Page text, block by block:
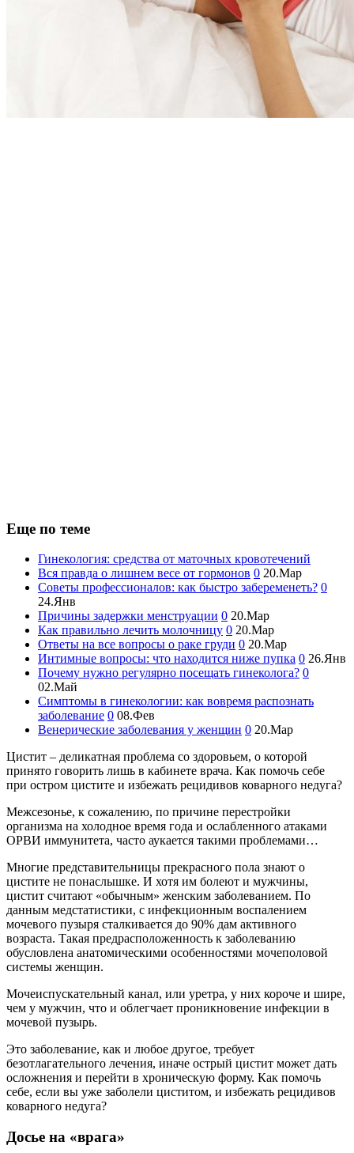
Еще по теме
Гинекология: средства от маточных кровотечений
Вся правда о лишнем весе от гормонов 0 20.Мар
Советы профессионалов: как быстро забеременеть? 0
24.Янв
Причины задержки менструации 0 20.Мар
Как правильно лечить молочницу 0 20.Мар
Ответы на все вопросы о раке груди 0 20.Мар
Интимные вопросы: что находится ниже пупка 0 26.Янв
Почему нужно регулярно посещать гинеколога? 0
02.Май
Симптомы в гинекологии: как вовремя распознать
заболевание 0 08.Фев
Венерические заболевания у женщин 0 20.Мар
Цистит – деликатная проблема со здоровьем, о которой
принято говорить лишь в кабинете врача. Как помочь себе
при остром цистите и избежать рецидивов коварного недуга?
Межсезонье, к сожалению, по причине перестройки
организма на холодное время года и ослабленного атаками
ОРВИ иммунитета, часто аукается такими проблемами…
Многие представительницы прекрасного пола знают о
цистите не понаслышке. И хотя им болеют и мужчины,
цистит считают «обычным» женским заболеванием. По
данным медстатистики, с инфекционным воспалением
мочевого пузыря сталкивается до 90% дам активного
возраста. Такая предрасположенность к заболеванию
обусловлена анатомическими особенностями мочеполовой
системы женщин.
Мочеиспускательный канал, или уретра, у них короче и шире,
чем у мужчин, что и облегчает проникновение инфекции в
мочевой пузырь.
Это заболевание, как и любое другое, требует
безотлагательного лечения, иначе острый цистит может дать
осложнения и перейти в хроническую форму. Как помочь
себе, если вы уже заболели циститом, и избежать рецидивов
коварного недуга?
Досье на «врага»